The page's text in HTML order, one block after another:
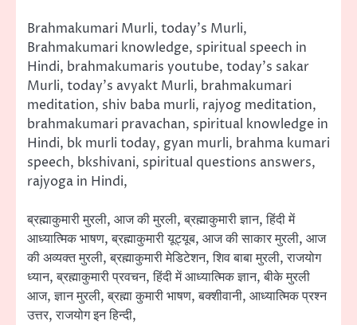
Brahmakumari Murli, today’s Murli,
Brahmakumari knowledge, spiritual speech in
Hindi, brahmakumaris youtube, today’s sakar
Murli, today’s avyakt Murli, brahmakumari
meditation, shiv baba murli, rajyog meditation,
brahmakumari pravachan, spiritual knowledge in
Hindi, bk murli today, gyan murli, brahma kumari
speech, bkshivani, spiritual questions answers,
rajyoga in Hindi,
ब्रह्माकुमारी मुरली, आज की मुरली, ब्रह्माकुमारी ज्ञान, हिंदी में
आध्यात्मिक भाषण, ब्रह्माकुमारी यूट्यूब, आज की साकार मुरली, आज
की अव्यक्त मुरली, ब्रह्माकुमारी मेडिटेशन, शिव बाबा मुरली, राजयोग
ध्यान, ब्रह्माकुमारी प्रवचन, हिंदी में आध्यात्मिक ज्ञान, बीके मुरली
आज, ज्ञान मुरली, ब्रह्मा कुमारी भाषण, बक्शीवानी, आध्यात्मिक प्रश्न
उत्तर, राजयोग इन हिन्दी,